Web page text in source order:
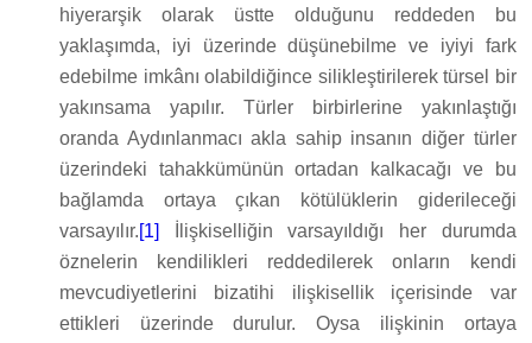
hiyerarşik olarak üstte olduğunu reddeden bu
yaklaşımda, iyi üzerinde düşünebilme ve iyiyi fark
edebilme imkânı olabildiğince silikleştirilerek türsel bir
yakınsama yapılır. Türler birbirlerine yakınlaştığı
oranda Aydınlanmacı akla sahip insanın diğer türler
üzerindeki tahakkümünün ortadan kalkacağı ve bu
bağlamda ortaya çıkan kötülüklerin giderileceği
varsayılır.[1]
İlişkiselliğin varsayıldığı her durumda
öznelerin kendilikleri reddedilerek onların kendi
mevcudiyetlerini bizatihi ilişkisellik içerisinde var
ettikleri üzerinde durulur. Oysa ilişkinin ortaya